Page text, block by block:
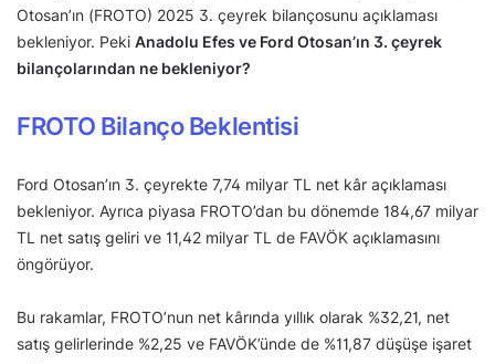
Otosan’ın (FROTO) 2025 3. çeyrek bilançosunu açıklaması
bekleniyor. Peki Anadolu Efes ve Ford Otosan’ın 3. çeyrek
bilançolarından ne bekleniyor?
FROTO Bilanço Beklentisi
Ford Otosan’ın 3. çeyrekte 7,74 milyar TL net kâr açıklaması
bekleniyor. Ayrıca piyasa FROTO’dan bu dönemde 184,67 milyar
TL net satış geliri ve 11,42 milyar TL de FAVÖK açıklamasını
öngörüyor.
Bu rakamlar, FROTO’nun net kârında yıllık olarak %32,21, net
satış gelirlerinde %2,25 ve FAVÖK’ünde de %11,87 düşüşe işaret